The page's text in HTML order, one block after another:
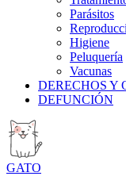
Parásitos
Higiene
Peluquería
Vacunas
DERECHOS Y
DEFUNCIÓN
GATO